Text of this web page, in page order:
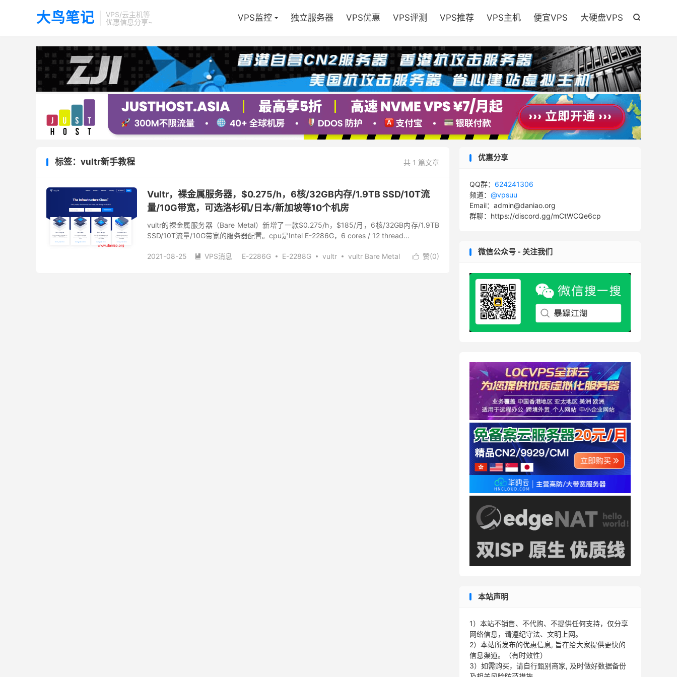
大鸟笔记
VPS/云主机等
优惠信息分享~

VPS监控 独立服务器 VPS优惠 VPS评测 VPS推荐 VPS主机 便宜VPS 大硬盘VPS
共 1 篇文章
标签：vultr新手教程
Vultr，裸金属服务器，$0.275/h，6核/32GB内存/1.9TB SSD/10T流
量/10G带宽，可选洛杉矶/日本/新加坡等10个机房
vultr的裸金属服务器（Bare Metal）新增了一款$0.275/h，$185/月，6核/32GB内存/1.9TB
SSD/10T流量/10G带宽的服务器配置。cpu是Intel E-2286G，6 cores / 12 thread...
 赞(0)
2021-08-25  VPS消息 E-2286G E-2288G vultr
vultr Bare Metal
优惠分享
QQ群： 624241306
频道： @vpsuu
Email：admin@daniao.org
群聊：https://discord.gg/mCtWCQe6cp
微信公众号 - 关注我们
本站声明
1）本站不销售、不代购、不提供任何支持，仅分享
网络信息，请遵纪守法、文明上网。
2）本站所发布的优惠信息, 旨在给大家提供更快的
信息渠道。（有时效性）
3）如需购买，请自行甄别商家, 及时做好数据备份